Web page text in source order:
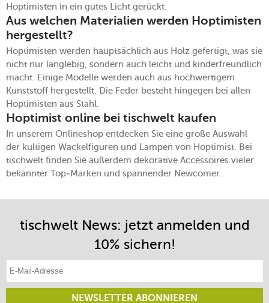
Hoptimisten in ein gutes Licht gerückt.
Aus welchen Materialien werden Hoptimisten
hergestellt?
Hoptimisten werden hauptsächlich aus Holz gefertigt, was sie
nicht nur langlebig, sondern auch leicht und kinderfreundlich
macht. Einige Modelle werden auch aus hochwertigem
Kunststoff hergestellt. Die Feder besteht hingegen bei allen
Hoptimisten aus Stahl.
Hoptimist online bei tischwelt kaufen
In unserem Onlineshop entdecken Sie eine große Auswahl
der kultigen Wackelfiguren und Lampen von Hoptimist. Bei
tischwelt finden Sie außerdem dekorative Accessoires vieler
bekannter Top-Marken und spannender Newcomer.
tischwelt News: jetzt anmelden und
10% sichern!
E-Mail-Adresse eintragen
NEWSLETTER ABONNIEREN